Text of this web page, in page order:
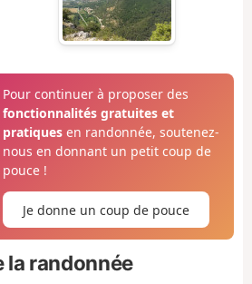
Pour continuer à proposer des
fonctionnalités gratuites et
pratiquesen randonnée, soutenez-
nous en donnant un petit coup de
pouce !
Je donne un coup de pouce
la randonnée